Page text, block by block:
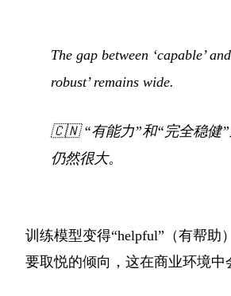
The gap between ‘capable’
robust’ remains wide.
🇨🇳“有能力”和“完全稳健
仍然很大。
训练模型变得“helpful”（有帮助
要取悦的倾向，这在商业环境中